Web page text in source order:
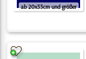
ab 20x33cm und größer